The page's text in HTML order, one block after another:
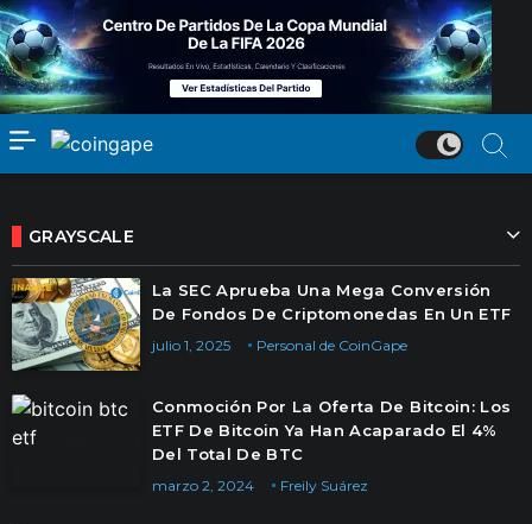
GRAYSCALE
La SEC Aprueba Una Mega Conversión
De Fondos De Criptomonedas En Un ETF
Personal de CoinGape
julio 1, 2025
Conmoción Por La Oferta De Bitcoin: Los
ETF De Bitcoin Ya Han Acaparado El 4%
Del Total De BTC
Freily Suárez
marzo 2, 2024